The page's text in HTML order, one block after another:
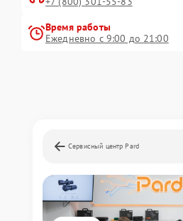
Время работы
Ежедневно с 9:00 до 21:00
Сервисный центр Pard